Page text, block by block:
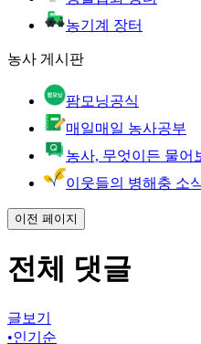
농기계 장터
농사 게시판
팜모닝공식
매일매일 농사공부
농사, 무엇이든 물어
이웃들의 병해충 소
이전 페이지
전체 댓글
글보기
•인기순